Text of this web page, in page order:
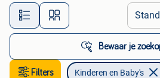
Alle afstanden…
Bewaar je
Filters Kinderen en Baby's